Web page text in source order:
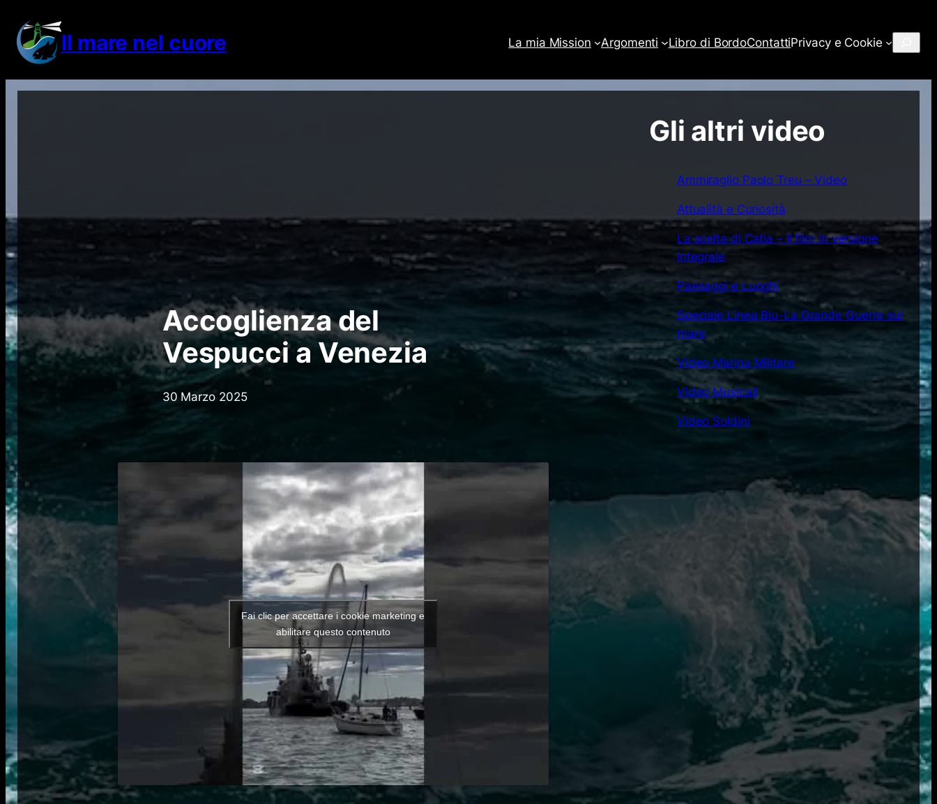
contenuto Il mare nel cuore La mia Mission Argomenti Libro di BordoContattiPrivacy e Cookie
Accoglienza del
Vespucci a Venezia
30 Marzo 2025
Fai clic per accettare i cookie marketing e
abilitare questo contenuto
Gli altri video
Ammiraglio Paolo Treu – Video
Attualità e Curiosità
La scelta di Catia – Il film in versione
integrale
Paesaggi e Luoghi
Speciale Linea Blu-La Grande Guerra sul
mare
Video Marina Militare
Video Musicali
Video Soldini